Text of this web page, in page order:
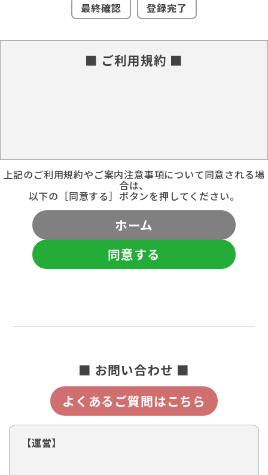
最終確認
登録完了
■ ご利用規約 ■
上記のご利用規約やご案内注意事項について同意される場
合は、
以下の［同意する］ボタンを押してください。
ホーム
同意する
■ お問い合わせ ■
よくあるご質問はこちら
【運営】